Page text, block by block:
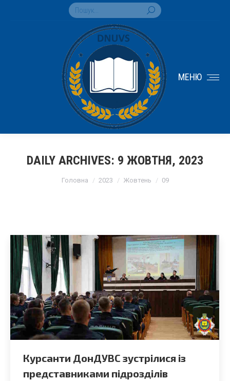
Search:
МЕНЮ
DAILY ARCHIVES: 9 ЖОВТНЯ, 2023
Головна 2023 Жовтень 09
Курсанти ДонДУВС зустрілися із
представниками підрозділів